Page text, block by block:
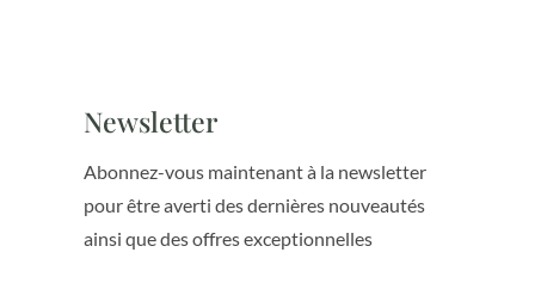
Newsletter
Abonnez-vous maintenant à la newsletter
pour être averti des dernières nouveautés
ainsi que des offres exceptionnelles